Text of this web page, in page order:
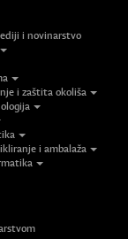
i novinarstvo
i zaštita okoliša
i ambalaža